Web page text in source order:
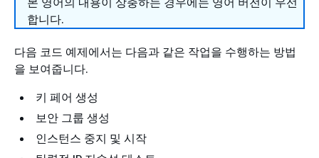
합니다.
다음 코드 예제에서는 다음과 같은 작업을 수행하는 방법
을 보여줍니다.
키 페어 생성
보안 그룹 생성
인스턴스 중지 및 시작